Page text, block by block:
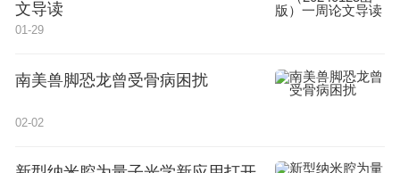
文导读
01-29
南美兽脚恐龙曾受骨病困扰
02-02